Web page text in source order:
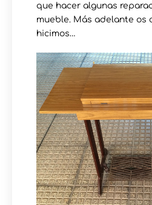
que hacer algunas
mueble. Más adelante os
hicimos…